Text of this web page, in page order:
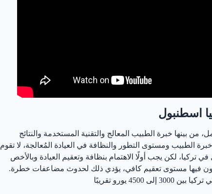
اسطنبول
بينها خبرة الطبيب المعالج والتقنية المستخدمة والنتائج
خبرة الطبيب ومستوى التطور والنظافة في العيادة المُعالجة، لا تقوم
لكن يجب أولًا الاهتمام بنظافة وتعقيم العيادة وبالأخص
فيها مستوى تعقيم كافي، يؤدي ذلك لحدوث مضاعفات خطرة.
يورو تقريبًا